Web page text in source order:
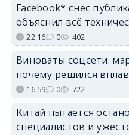
Facebook* снёс
объяснил всё
22:16 0 402
Виноваты соцсети:
почему решился
16:59 0 722
Китай пытается
специалистов и